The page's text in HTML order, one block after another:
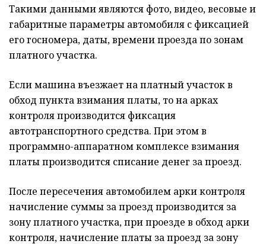
Такими данными являются фото, видео, весовые и
габаритные параметры автомобиля с фиксацией
его госномера, даты, времени проезда по зонам
платного участка.
Если машина въезжает на платный участок в
обход пункта взимания платы, то на арках
контроля производится фиксация
автотранспортного средства. При этом в
программно-аппаратном комплексе взимания
платы производится списание денег за проезд.
После пересечения автомобилем арки контроля
начисление суммы за проезд производится за
зону платного участка, при проезде в обход арки
контроля, начисление платы за проезд за зону